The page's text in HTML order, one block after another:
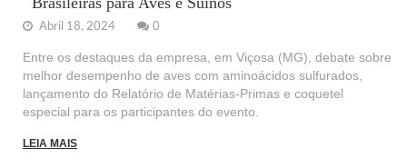
Abril 18, 2024 0
Entre os destaques da empresa, em Viçosa (MG), debate sobre
melhor desempenho de aves com aminoácidos sulfurados,
lançamento do Relatório de Matérias-Primas e coquetel
especial para os participantes do evento.
LEIA MAIS